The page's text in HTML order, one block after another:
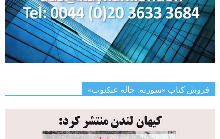
فروش کتاب «سوریه: چاله عنکبوت»